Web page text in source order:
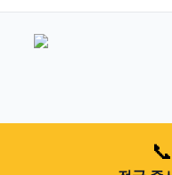
📞